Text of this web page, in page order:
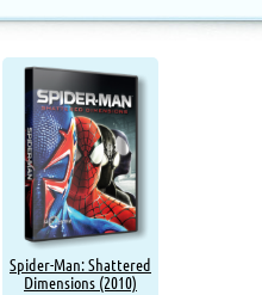
Spider-Man: Shattered
Dimensions (2010)